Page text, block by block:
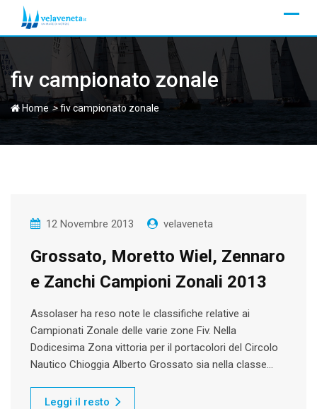
fiv campionato zonale
Home >fiv campionato zonale
12 Novembre 2013 velaveneta
Grossato, Moretto Wiel, Zennaro
e Zanchi Campioni Zonali 2013
Assolaser ha reso note le classifiche relative ai
Campionati Zonale delle varie zone Fiv. Nella
Dodicesima Zona vittoria per il portacolori del Circolo
Nautico Chioggia Alberto Grossato sia nella classe…
Leggi il resto